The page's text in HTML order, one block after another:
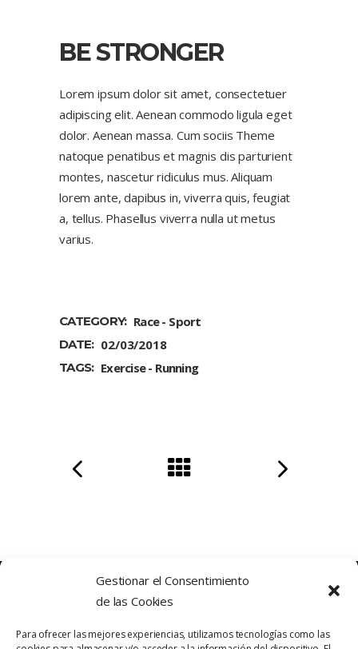
Gestionar el Consentimiento
de las Cookies
Para ofrecer las mejores experiencias, utilizamos tecnologías como las
BE STRONGER
Lorem ipsum dolor sit amet, consectetuer
adipiscing elit. Aenean commodo ligula eget
dolor. Aenean massa. Cum sociis Theme
natoque penatibus et magnis dis parturient
montes, nascetur ridiculus mus. Aliquam
lorem ante, dapibus in, viverra quis, feugiat
a, tellus. Phasellus viverra nulla ut metus
varius.
CATEGORY: Race Sport
DATE: 02/03/2018
TAGS: Exercise Running